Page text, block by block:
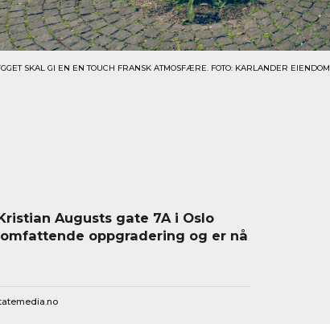
SKAL GI EN EN TOUCH FRANSK ATMOSFÆRE. FOTO: KARLANDER EIENDOM
Augusts gate 7A i Oslo
oppgradering og er nå